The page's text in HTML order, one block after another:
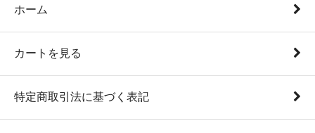
ホーム
カートを見る
特定商取引法に基づく表記